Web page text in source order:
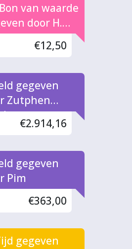
Bon van waarde
door H.
€12,50
gegeven
Zutphen
€2.914,16
gegeven
Pim
€363,00
gegeven